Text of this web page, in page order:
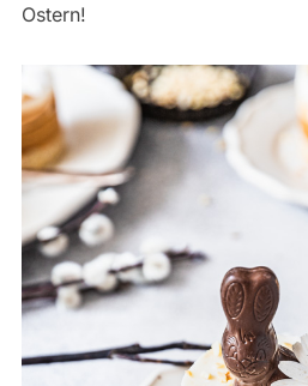
Ostern!